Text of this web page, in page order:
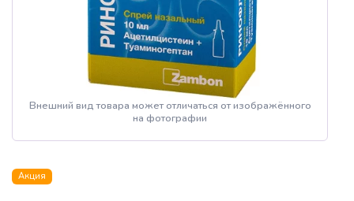
Внешний вид товара может отличаться от изображённого
на фотографии
Акция